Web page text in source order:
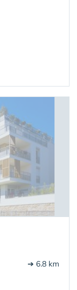
➔ 6.8 km